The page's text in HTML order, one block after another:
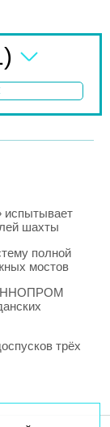
испытывает
шахты
полной
мостов
ИННОПРОМ
трёх